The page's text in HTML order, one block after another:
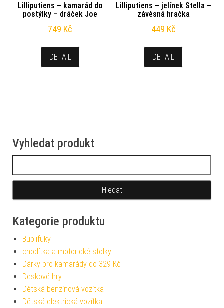
Lilliputiens – kamarád do
postýlky – dráček Joe
749 Kč
DETAIL
Lilliputiens – jelínek Stella –
závěsná hračka
449 Kč
DETAIL
Vyhledat produkt
Kategorie produktu
Bublifuky
chodítka a motorické stolky
Dárky pro kamarády do 329 Kč
Deskové hry
Dětská benzínová vozítka
Dětská elektrická vozítka